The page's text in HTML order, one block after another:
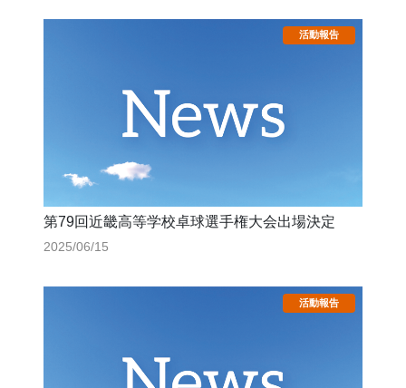
第79回近畿高等学校卓球選手権大会出場決定
2025/06/15